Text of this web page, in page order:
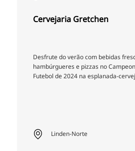
bebidas frescas, petiscos,
no Campeonato Europeu de
cervejaria Gretchen.